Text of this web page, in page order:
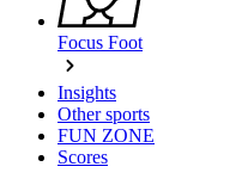
Focus Foot
Insights
Other sports
FUN ZONE
Scores